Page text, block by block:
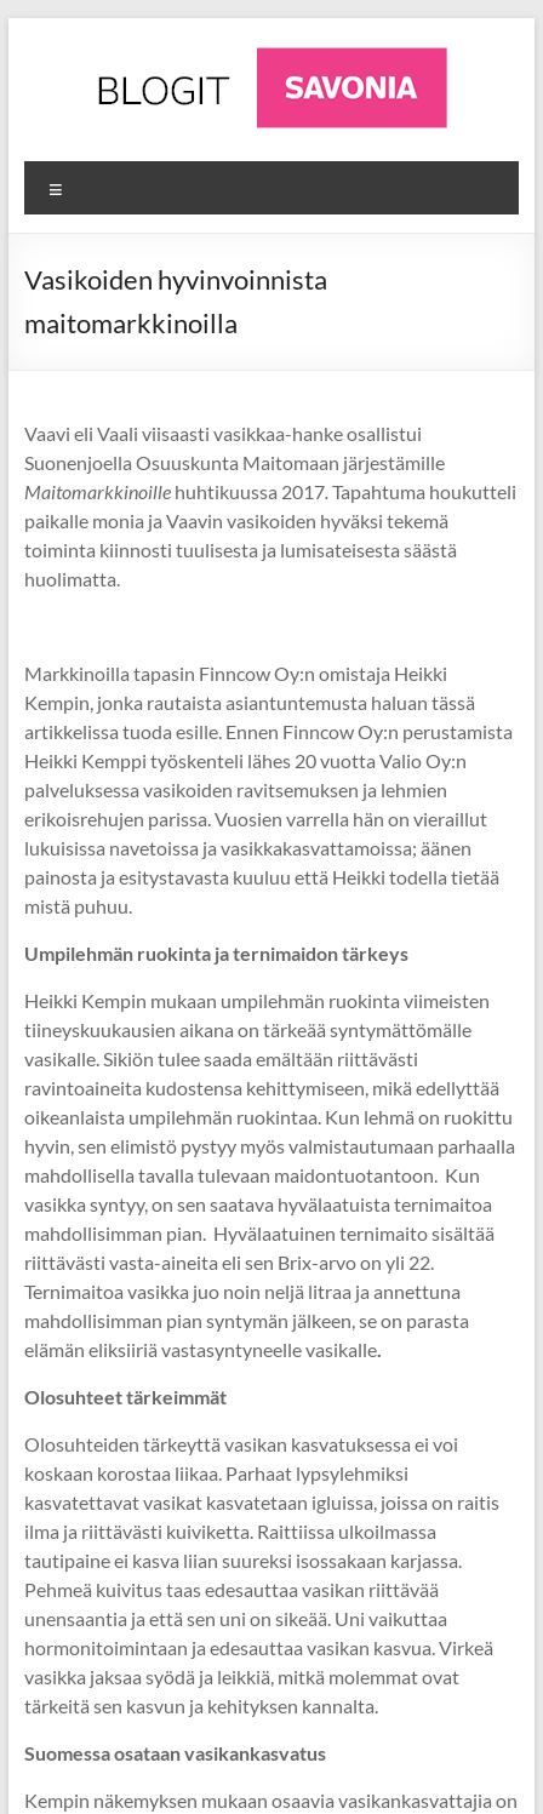
AgriFuture
Iisalmi
Ajankohtaista
luonnonvara-
alalta
Vasikoiden hyvinvoinnista
maitomarkkinoilla
Vaavi eli Vaali viisaasti vasikkaa-hanke osallistui
Suonenjoella Osuuskunta Maitomaan järjestämille
Maitomarkkinoille huhtikuussa 2017.Tapahtuma houkutteli
paikalle monia ja Vaavin vasikoiden hyväksi tekemä
toiminta kiinnosti tuulisesta ja lumisateisesta säästä
huolimatta.
Markkinoilla tapasin Finncow Oy:n omistaja Heikki
Kempin, jonka rautaista asiantuntemusta haluan tässä
artikkelissa tuoda esille. Ennen Finncow Oy:n perustamista
Heikki Kemppi työskenteli lähes 20 vuotta Valio Oy:n
palveluksessa vasikoiden ravitsemuksen ja lehmien
erikoisrehujen parissa. Vuosien varrella hän on vieraillut
lukuisissa navetoissa ja vasikkakasvattamoissa; äänen
painosta ja esitystavasta kuuluu että Heikki todella tietää
mistä puhuu.
Umpilehmän ruokinta ja ternimaidon tärkeys
Heikki Kempin mukaan umpilehmän ruokinta viimeisten
tiineyskuukausien aikana on tärkeää syntymättömälle
vasikalle. Sikiön tulee saada emältään riittävästi
ravintoaineita kudostensa kehittymiseen, mikä edellyttää
oikeanlaista umpilehmän ruokintaa. Kun lehmä on ruokittu
hyvin, sen elimistö pystyy myös valmistautumaan parhaalla
mahdollisella tavalla tulevaan maidontuotantoon. Kun
vasikka syntyy, on sen saatava hyvälaatuista ternimaitoa
mahdollisimman pian. Hyvälaatuinen ternimaito sisältää
riittävästi vasta-aineita eli sen Brix-arvo on yli 22.
Ternimaitoa vasikka juo noin neljä litraa ja annettuna
mahdollisimman pian syntymän jälkeen, se on parasta
elämän eliksiiriä vastasyntyneelle vasikalle.
Olosuhteet tärkeimmät
Olosuhteiden tärkeyttä vasikan kasvatuksessa ei voi
koskaan korostaa liikaa. Parhaat lypsylehmiksi
kasvatettavat vasikat kasvatetaan igluissa, joissa on raitis
ilma ja riittävästi kuiviketta. Raittiissa ulkoilmassa
tautipaine ei kasva liian suureksi isossakaan karjassa.
Pehmeä kuivitus taas edesauttaa vasikan riittävää
unensaantia ja että sen uni on sikeää. Uni vaikuttaa
hormonitoimintaan ja edesauttaa vasikan kasvua. Virkeä
vasikka jaksaa syödä ja leikkiä, mitkä molemmat ovat
tärkeitä sen kasvun ja kehityksen kannalta.
Suomessa osataan vasikankasvatus
Kempin näkemyksen mukaan osaavia vasikankasvattajia on